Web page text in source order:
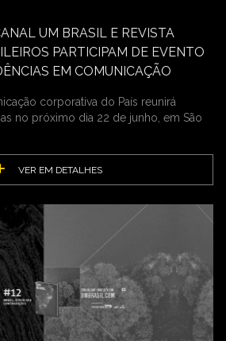
UM BRASIL E REVISTA
PARTICIPAM DE EVENTO
EM COMUNICAÇÃO
corporativa do País reunirá
no próximo dia 22 de junho, em São
VER EM DETALHES